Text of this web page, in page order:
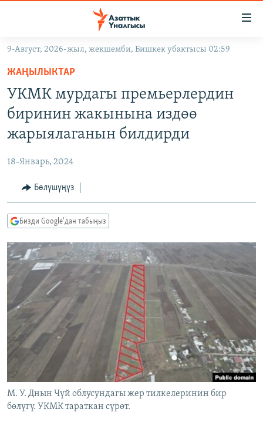
Навигацияга
өтүңүз
Издөөгө
салыңыз
МАДАНИЯТ
ДҮЙНӨ
УКРАИНА
ТВ ПРОГРАММАЛАР
БҮГҮН АЗАТТЫКТА
ДАНИСТЕ
ЭЖЕ-СИҢДИЛЕР
АЗАТТЫК+
ЫҢГАЙСЫЗ СУРООЛОР
ПОДКАСТ
Русский
ОНЛАЙН ШЕРИНЕ
ЭЕ/АРнун бардык сайттары
9-Август, 2026-жыл, жекшемби, Бишкек убактысы 02:59
ЖАҢЫЛЫКТАР
УКМК мурдагы премьерлердин
биринин жакынына издөө
жарыялаганын билдирди
18-Январь, 2024
Бөлүшүңүз
Бизди Google'дан табыңыз
М. У. Днын Чүй облусундагы жер тилкелеринин бир
бөлүгү. УКМК тараткан сүрөт.